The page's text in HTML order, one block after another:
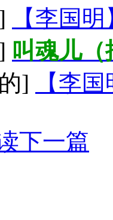
【李国
叫魂儿
]
【李
下一篇